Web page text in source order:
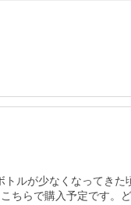
ルが少なくなってきた